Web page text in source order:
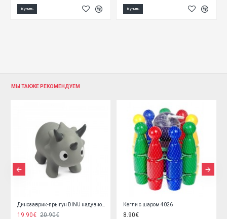
Купить Купить
МЫ ТАКЖЕ РЕКОМЕНДУЕМ
19.90€ 20.90€
Кегли с шаром 4026
8.90€